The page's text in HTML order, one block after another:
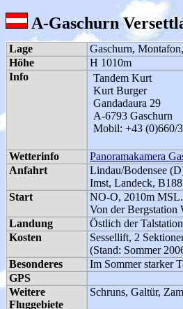
A-Gaschurn
Lage
Gaschurn,
Höhe
H 1010m
Info
Tandem Kurt
Kurt Burger
Gandadaura 29
A-6793 Gaschurn
Mobil: +43 (0)660/
Wetterinfo
Panoramakamera
Anfahrt
Lindau/Bodensee
Imst, Landeck,
Start
NO-O, 2010m MSL.
Von der Bergstation
Landung
Östlich der
Kosten
Sessellift, 2
(Stand: Sommer
Besonderes
Im Sommer starker
GPS
Weitere
Fluggebiete
Schruns, Galtür,